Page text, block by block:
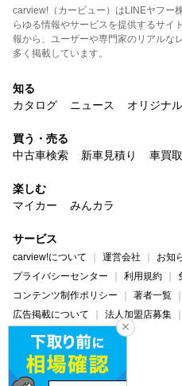
carview!（カービュー）はLINEヤフー
らゆる情報やサービスを提供するサイ
報から、ユーザーや専門家のリアルな
多く掲載しています。
知る
カタログ
ニュース オリジナ
買う・売る
中古車検索
新車見積り 車買取
楽しむ
マイカー
みんカラ
サービス
carview!について 運営会社 お知
プライバシーセンター
利用規約
コンテンツ制作ポリシー
著者一覧
広告掲載について
法人加盟店募集
ヘルプ・お問い合わせ
carview! Yahoo! JAPAN